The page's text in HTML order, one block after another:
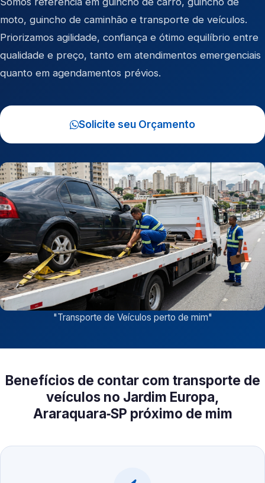
moto, guincho de caminhão e transporte de veículos.
Priorizamos agilidade, confiança e ótimo equilíbrio entre
qualidade e preço, tanto em atendimentos emergenciais
quanto em agendamentos prévios.
Solicite seu Orçamento
"Transporte de Veículos perto de mim"
Benefícios de contar com transporte de
veículos no Jardim Europa,
Araraquara‑SP próximo de mim